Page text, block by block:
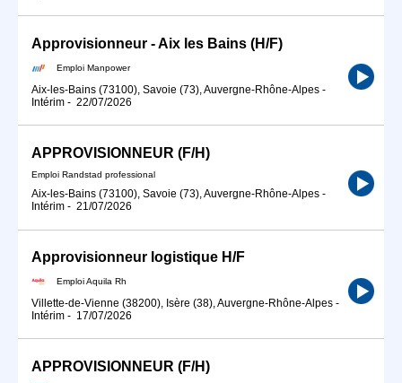
Approvisionneur - Aix les Bains (H/F)
Emploi Manpower
Aix-les-Bains (73100), Savoie (73), Auvergne-Rhône-Alpes -
Intérim - 22/07/2026
APPROVISIONNEUR (F/H)
Emploi Randstad professional
Aix-les-Bains (73100), Savoie (73), Auvergne-Rhône-Alpes -
Intérim - 21/07/2026
Approvisionneur logistique H/F
Emploi Aquila Rh
Villette-de-Vienne (38200), Isère (38), Auvergne-Rhône-Alpes -
Intérim - 17/07/2026
APPROVISIONNEUR (F/H)